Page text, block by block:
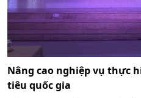
Nâng cao nghiệp vụ thực
tiêu quốc gia